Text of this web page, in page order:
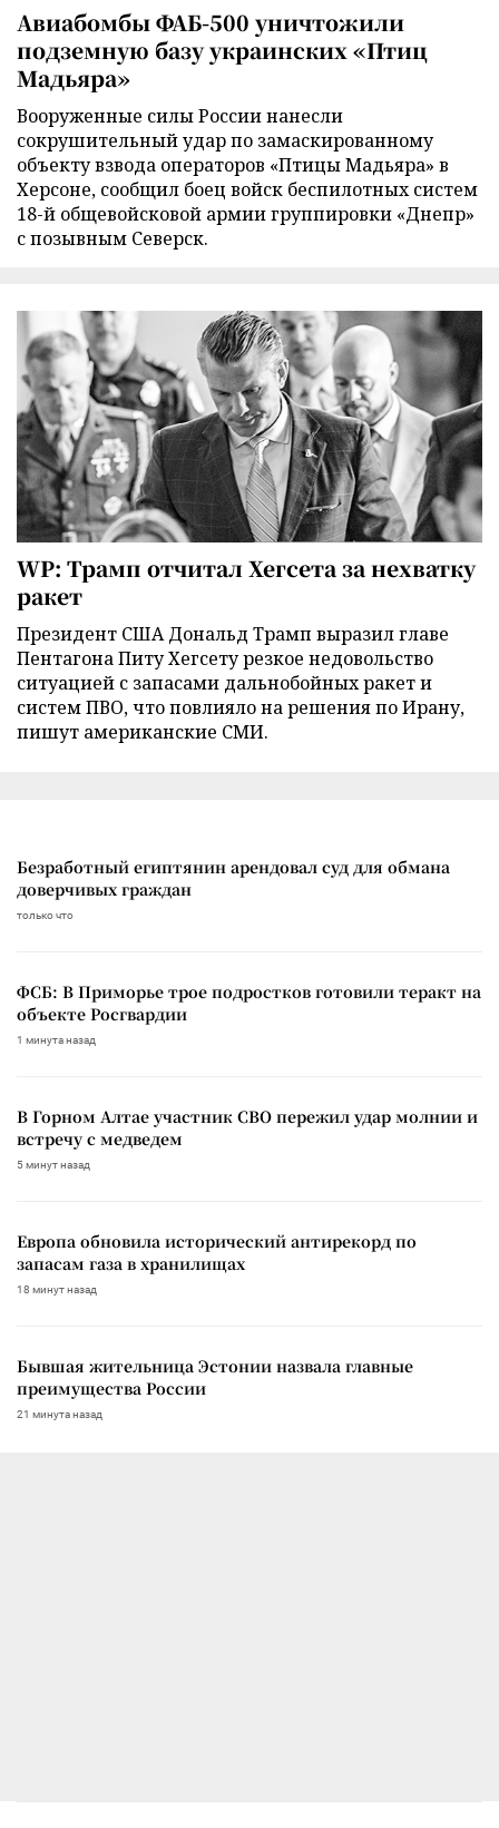
Авиабомбы ФАБ-500 уничтожили
подземную базу украинских «Птиц
Мадьяра»
Вооруженные силы России нанесли
сокрушительный удар по замаскированному
объекту взвода операторов «Птицы Мадьяра» в
Херсоне, сообщил боец войск беспилотных систем
18-й общевойсковой армии группировки «Днепр»
с позывным Северск.
WP: Трамп отчитал Хегсета за нехватку
ракет
Президент США Дональд Трамп выразил главе
Пентагона Питу Хегсету резкое недовольство
ситуацией с запасами дальнобойных ракет и
систем ПВО, что повлияло на решения по Ирану,
пишут американские СМИ.
Безработный египтянин арендовал суд для обмана
доверчивых граждан
только что
ФСБ: В Приморье трое подростков готовили теракт на
объекте Росгвардии
1 минута назад
В Горном Алтае участник СВО пережил удар молнии и
встречу с медведем
5 минут назад
Европа обновила исторический антирекорд по
запасам газа в хранилищах
18 минут назад
Бывшая жительница Эстонии назвала главные
преимущества России
21 минута назад